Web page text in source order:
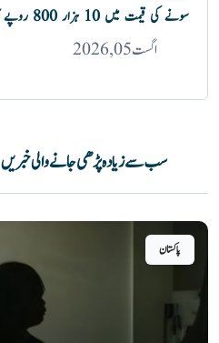
سونے کی قیمت میں 10 ہزار 800 روپے کا بڑا اضافہ
اگست 05, 2026
سب سے زیادہ پڑھی جانے والی خبریں
پاکستان